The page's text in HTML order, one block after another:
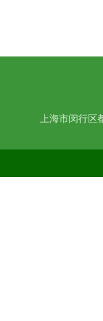
上海市闵行